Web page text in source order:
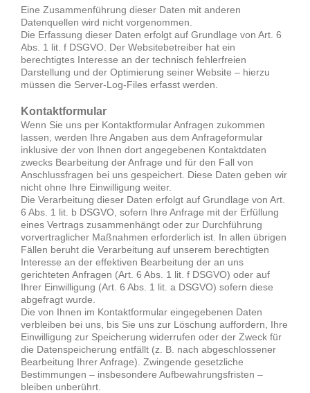
Eine Zusammenführung dieser Daten mit anderen
Datenquellen wird nicht vorgenommen.
Die Erfassung dieser Daten erfolgt auf Grundlage von Art. 6
Abs. 1 lit. f DSGVO. Der Websitebetreiber hat ein
berechtigtes Interesse an der technisch fehlerfreien
Darstellung und der Optimierung seiner Website – hierzu
müssen die Server-Log-Files erfasst werden.
Kontaktformular
Wenn Sie uns per Kontaktformular Anfragen zukommen
lassen, werden Ihre Angaben aus dem Anfrageformular
inklusive der von Ihnen dort angegebenen Kontaktdaten
zwecks Bearbeitung der Anfrage und für den Fall von
Anschlussfragen bei uns gespeichert. Diese Daten geben wir
nicht ohne Ihre Einwilligung weiter.
Die Verarbeitung dieser Daten erfolgt auf Grundlage von Art.
6 Abs. 1 lit. b DSGVO, sofern Ihre Anfrage mit der Erfüllung
eines Vertrags zusammenhängt oder zur Durchführung
vorvertraglicher Maßnahmen erforderlich ist. In allen übrigen
Fällen beruht die Verarbeitung auf unserem berechtigten
Interesse an der effektiven Bearbeitung der an uns
gerichteten Anfragen (Art. 6 Abs. 1 lit. f DSGVO) oder auf
Ihrer Einwilligung (Art. 6 Abs. 1 lit. a DSGVO) sofern diese
abgefragt wurde.
Die von Ihnen im Kontaktformular eingegebenen Daten
verbleiben bei uns, bis Sie uns zur Löschung auffordern, Ihre
Einwilligung zur Speicherung widerrufen oder der Zweck für
die Datenspeicherung entfällt (z. B. nach abgeschlossener
Bearbeitung Ihrer Anfrage). Zwingende gesetzliche
Bestimmungen – insbesondere Aufbewahrungsfristen –
bleiben unberührt.